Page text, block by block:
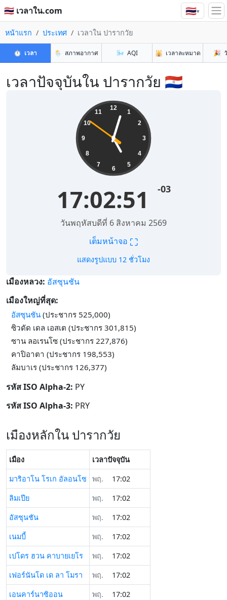
🇹🇭 เวลาใน.com 🇹🇭▾
หน้าแรก ประเทศ เวลาใน ปารากวัย
⏱️ เวลา 🌦️ สภาพอากาศ 🌬️ AQI 🕌 เวลาละหมาด 🎉
เวลาปัจจุบันใน ปารากวัย 🇵🇾
12
1
2
3
4
5
6
7
8
9
10
11
17:02:51 -03
วันพฤหัสบดีที่ 6 สิงหาคม 2569
เต็มหน้าจอ ⛶
แสดงรูปแบบ 12 ชั่วโมง
เมืองหลวง: อัสซุนชัน
เมืองใหญ่ที่สุด:
อัสซุนชัน (ประชากร 525,000)
ซิวดัด เดล เอสเต (ประชากร 301,815)
ซาน ลอเรนโซ (ประชากร 227,876)
คาปิอาตา (ประชากร 198,553)
ลัมบาเร (ประชากร 126,377)
รหัส ISO Alpha-2: PY
รหัส ISO Alpha-3: PRY
เมืองหลักใน ปารากวัย
เมือง
เวลาปัจจุบัน
มาริอาโน โรเก อัลอนโซ
พฤ.
17:02
ลิมเปีย
พฤ.
17:02
อัสซุนชัน
พฤ.
17:02
เนมบี้
พฤ.
17:02
เปโดร ฮวน คาบายเยโร
พฤ.
17:02
เฟอร์นันโด เด ลา โมรา
พฤ.
17:02
เอนคาร์นาซิออน
พฤ. 17:02